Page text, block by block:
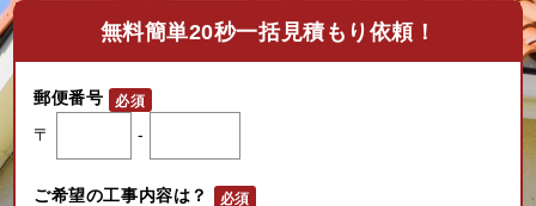
無料簡単20秒一括見積もり依頼！
郵便番号
〒
-
ご希望の工事内容は？